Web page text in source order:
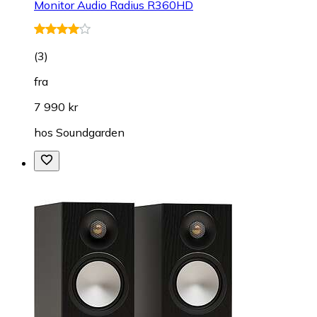
Monitor Audio Radius R360HD
(3)
fra
7 990 kr
hos Soundgarden